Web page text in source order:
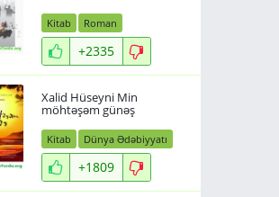
Kitab Roman
+2335
Xalid Hüseyni Min
möhtəşəm günəş
Kitab Dünya Ədəbiyyatı
+1809